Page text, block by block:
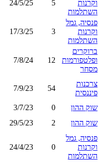
וקרנות
השתלמות
5
24/5/25
פנסיה, גמל
וקרנות
השתלמות
3
17/3/25
ברוקרים
ופלטפורמות
מסחר
12
7/8/24
צרכנות
פיננסית
54
7/9/23
שוק ההון 0
3/7/23
שוק ההון 2
29/5/23
פנסיה, גמל
וקרנות
השתלמות
0
24/4/23